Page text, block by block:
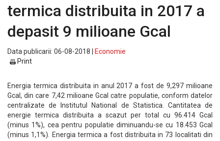
termica distribuita in 2017 a
depasit 9 milioane Gcal
Data publicarii: 06-08-2018 |
Economie
Print
Energia termica distribuita in anul 2017 a fost de 9,297 milioane
Gcal, din care 7,42 milioane Gcal catre populatie, conform datelor
centralizate de Institutul National de Statistica. Cantitatea de
energie termica distribuita a scazut per total cu 96.414 Gcal
(minus 1%), cea pentru populatie diminuandu-se cu 18.453 Gcal
(minus 1,1%). Energia termica a fost distribuita in 73 localitati din